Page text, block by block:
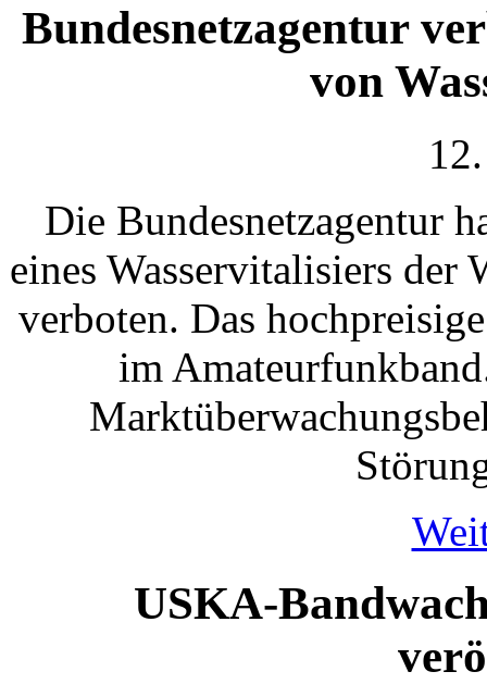
Bundesnetzagentur
von
Die Bundesnetzagentur
eines Wasservitalisiers der
verboten. Das
im
USKA-